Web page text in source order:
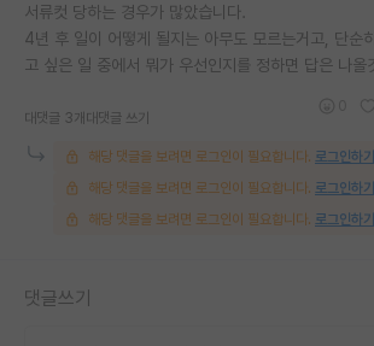
서류컷 당하는 경우가 많았습니다.
4년 후 일이 어떻게 될지는 아무도 모르는거고, 단순
고 싶은 일 중에서 뭐가 우선인지를 정하면 답은 나올
대댓글 3개 대댓글 쓰기
해당 댓글을 보려면 로그인이 필요합니다. 로그인하기
해당 댓글을 보려면 로그인이 필요합니다. 로그인하기
해당 댓글을 보려면 로그인이 필요합니다. 로그인하기
댓글쓰기